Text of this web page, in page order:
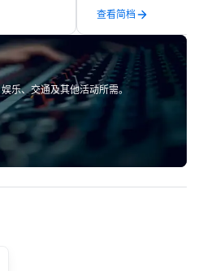
Robot Racing! We
large groups
States: Robot Build
300 people, Robot
up to 500 people,
200 people, and
查看简档
乐、交通及其他活动所需。